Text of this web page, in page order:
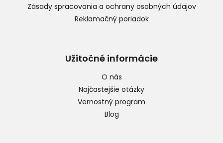
Zásady spracovania a ochrany osobných údajov
Reklamačný poriadok
Užitočné informácie
O nás
Najčastejšie otázky
Vernostný program
Blog